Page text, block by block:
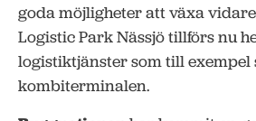
goda möjligheter att växa
Logistic Park Nässjö tillförs nu
logistiktjänster som till
kombiterminalen.